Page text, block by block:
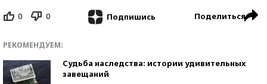
0 0 Подпишись Поделиться
РЕКОМЕНДУЕМ:
Судьба наследства: истории удивительных
завещаний